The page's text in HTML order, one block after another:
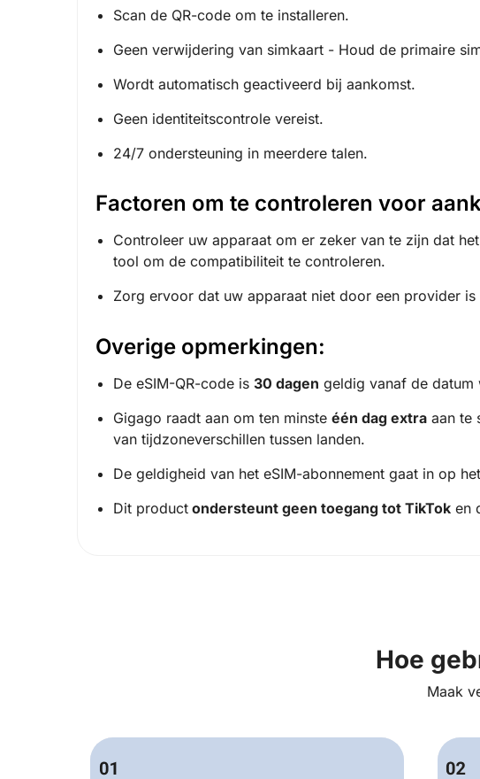
Scan de QR-code om te installeren.
Geen verwijdering van simkaart - Houd de primaire
Wordt automatisch geactiveerd bij aankomst.
Geen identiteitscontrole vereist.
24/7 ondersteuning in meerdere talen.
Factoren om te controleren voor
Controleer uw apparaat om er zeker van te zijn dat het
tool om de compatibiliteit te controleren.
Zorg ervoor dat uw apparaat niet door een provider is
Overige opmerkingen:
De eSIM-QR-code is 30 dagen geldig vanaf de datum
Gigago raadt aan om ten minste één dag extra aan te
van tijdzoneverschillen tussen landen.
De geldigheid van het eSIM-abonnement gaat in op
Dit product ondersteunt geen toegang tot TikTok en
Hoe
Maak